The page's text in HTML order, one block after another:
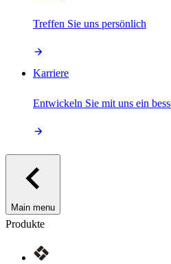
Treffen Sie uns persönlich
Karriere
Entwickeln Sie mit uns ein
Main menu
Produkte